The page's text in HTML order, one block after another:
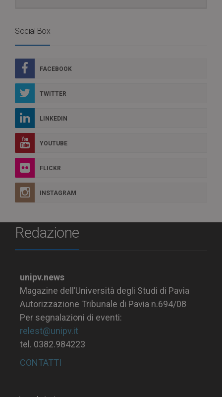
Social Box
FACEBOOK
TWITTER
LINKEDIN
YOUTUBE
FLICKR
INSTAGRAM
Redazione
unipv.news
Magazine dell’Università degli Studi di Pavia
Autorizzazione Tribunale di Pavia n.694/08
Per segnalazioni di eventi:
relest@unipv.it
tel. 0382.984223
CONTATTI